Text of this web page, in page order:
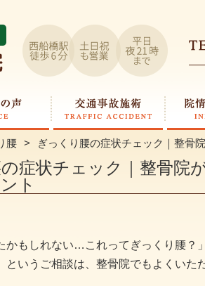
腰 ぎっくり腰の症状チェック｜整骨
症状チェック｜整骨院
ト
かもしれない…これってぎっくり腰？
というご相談は、整骨院でもよくいた